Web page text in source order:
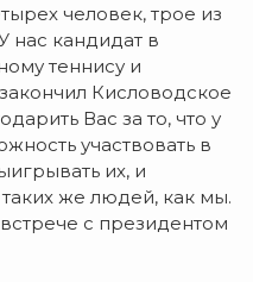
человек, трое из
нас кандидат в
теннису и
Кисловодское
Вас за то, что у
участвовать в
их, и
же людей, как мы.
с президентом